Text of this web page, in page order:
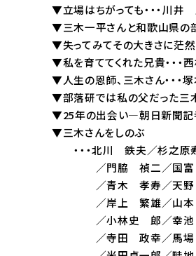
▼立場はちがっても・・・川
▼三木一平さんと和歌山県の
▼失ってみてその大きさに茫
▼私を育ててくれた兄貴・・
▼人生の恩師、三木さん・・・
▼部落研では私の父だった三
▼25年の出会い―朝日新聞記
▼三木さんをしのぶ
・・・北川 鉄夫／杉
／門脇 禎二／国富 毅
／青木 孝寿／天野
／岸上 繁雄／山本 利
／小林史 郎／幸池
／寺田 政幸／馬場